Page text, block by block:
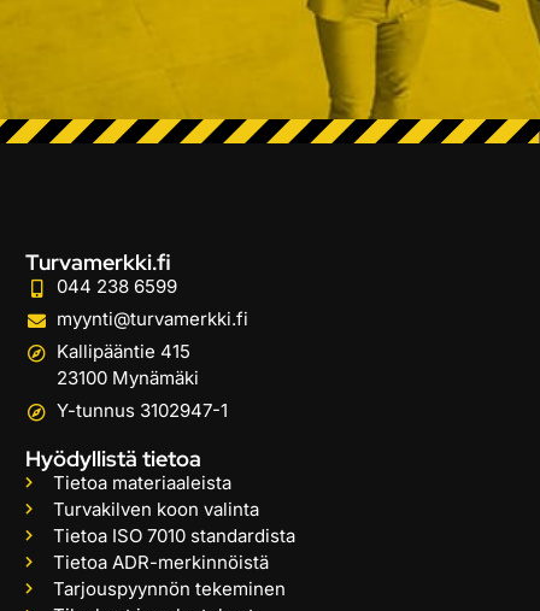
Turvamerkki.fi
044 238 6599
myynti@turvamerkki.fi
Kallipääntie 415
23100 Mynämäki
Y-tunnus 3102947-1
Hyödyllistä tietoa
Tietoa materiaaleista
Turvakilven koon valinta
Tietoa ISO 7010 standardista
Tietoa ADR-merkinnöistä
Tarjouspyynnön tekeminen